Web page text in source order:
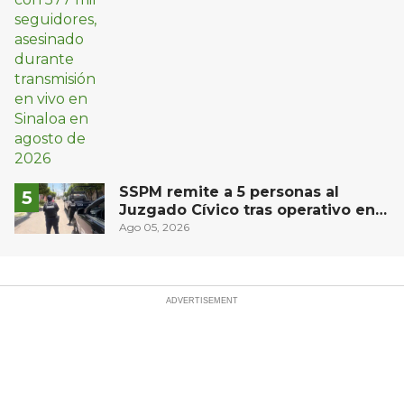
SSPM remite a 5 personas al
Juzgado Cívico tras operativo en
San Juan del Río
Ago 05, 2026